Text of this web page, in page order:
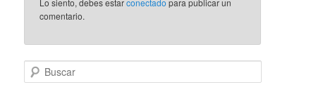
Lo siento, debes estarconectado para publicar un
comentario.
u